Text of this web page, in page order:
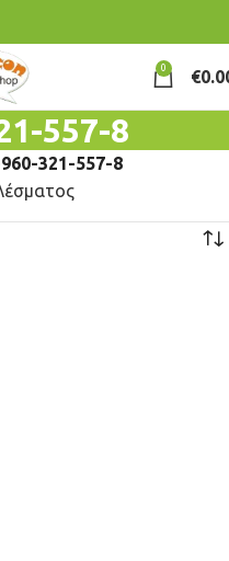
0 €
557-8
321-557-8